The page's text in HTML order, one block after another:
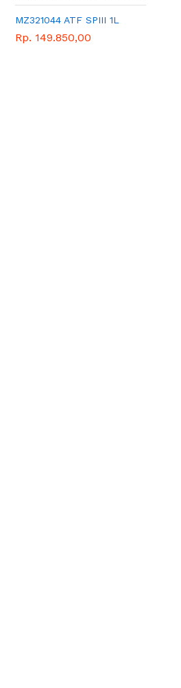
MZ321044 ATF SPIII 1L
Rp. 149.850,00